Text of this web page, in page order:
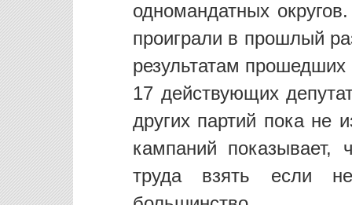
одномандатных
проиграли в прошлый
результатам
17 действующих
других партий пока не
кампаний
труда взять если